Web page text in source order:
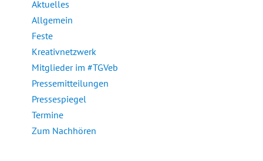
Aktuelles
Allgemein
Feste
Kreativnetzwerk
Mitglieder im #TGVeb
Pressemitteilungen
Pressespiegel
Termine
Zum Nachhören